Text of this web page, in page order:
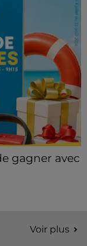
gagner avec
Voir plus